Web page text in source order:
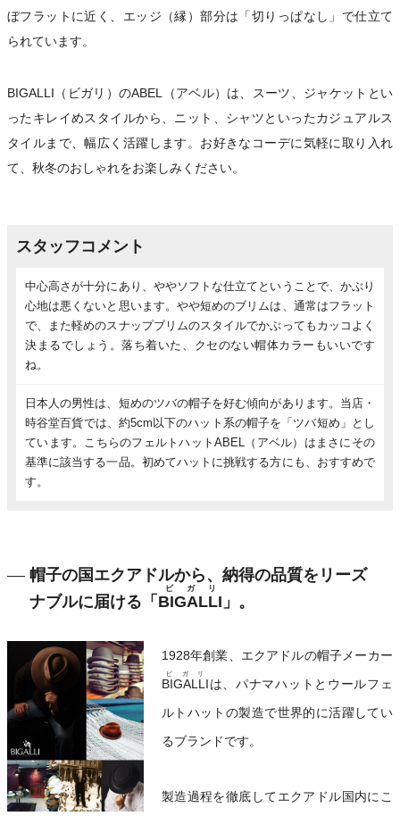
ぼフラットに近く、エッジ（縁）部分は「切りっぱなし」で仕立て
られています。
BIGALLI（ビガリ）のABEL（アベル）は、スーツ、ジャケットとい
ったキレイめスタイルから、ニット、シャツといったカジュアルス
タイルまで、幅広く活躍します。お好きなコーデに気軽に取り入れ
て、秋冬のおしゃれをお楽しみください。
スタッフコメント
中心高さが十分にあり、ややソフトな仕立てということで、かぶり
心地は悪くないと思います。やや短めのブリムは、通常はフラット
で、また軽めのスナップブリムのスタイルでかぶってもカッコよく
決まるでしょう。落ち着いた、クセのない帽体カラーもいいです
ね。
日本人の男性は、短めのツバの帽子を好む傾向があります。当店・
時谷堂百貨では、約5cm以下のハット系の帽子を「ツバ短め」とし
ています。こちらのフェルトハットABEL（アベル）はまさにその
基準に該当する一品。初めてハットに挑戦する方にも、おすすめで
す。
帽子の国エクアドルから、納得の品質をリーズ
ナブルに届ける「 BIGALLI
ビガリ
」。
1928年創業、エクアドルの帽子メーカー
BIGALLI
ビガリ
は、パナマハットとウールフェ
ルトハットの製造で世界的に活躍してい
るブランドです。
製造過程を徹底してエクアドル国内にこ